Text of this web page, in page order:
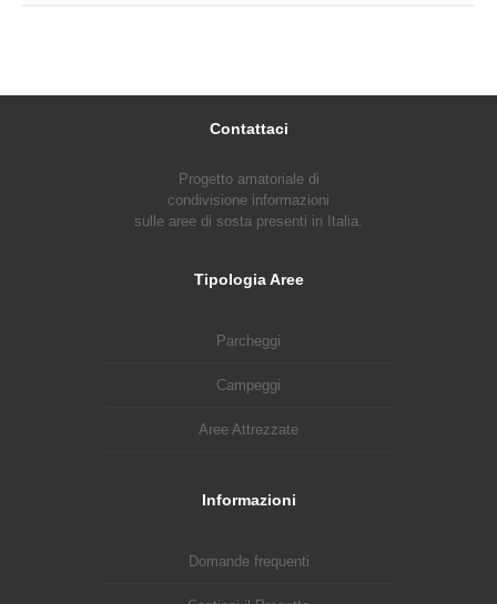
Contattaci
Progetto amatoriale di
condivisione informazioni
sulle aree di sosta presenti in Italia.
Tipologia Aree
Parcheggi
Campeggi
Aree Attrezzate
Informazioni
Domande frequenti